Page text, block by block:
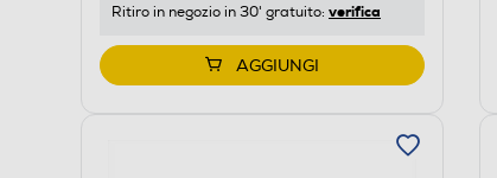
Ritiro in negozio in 30' gratuito: verifica
AGGIUNGI